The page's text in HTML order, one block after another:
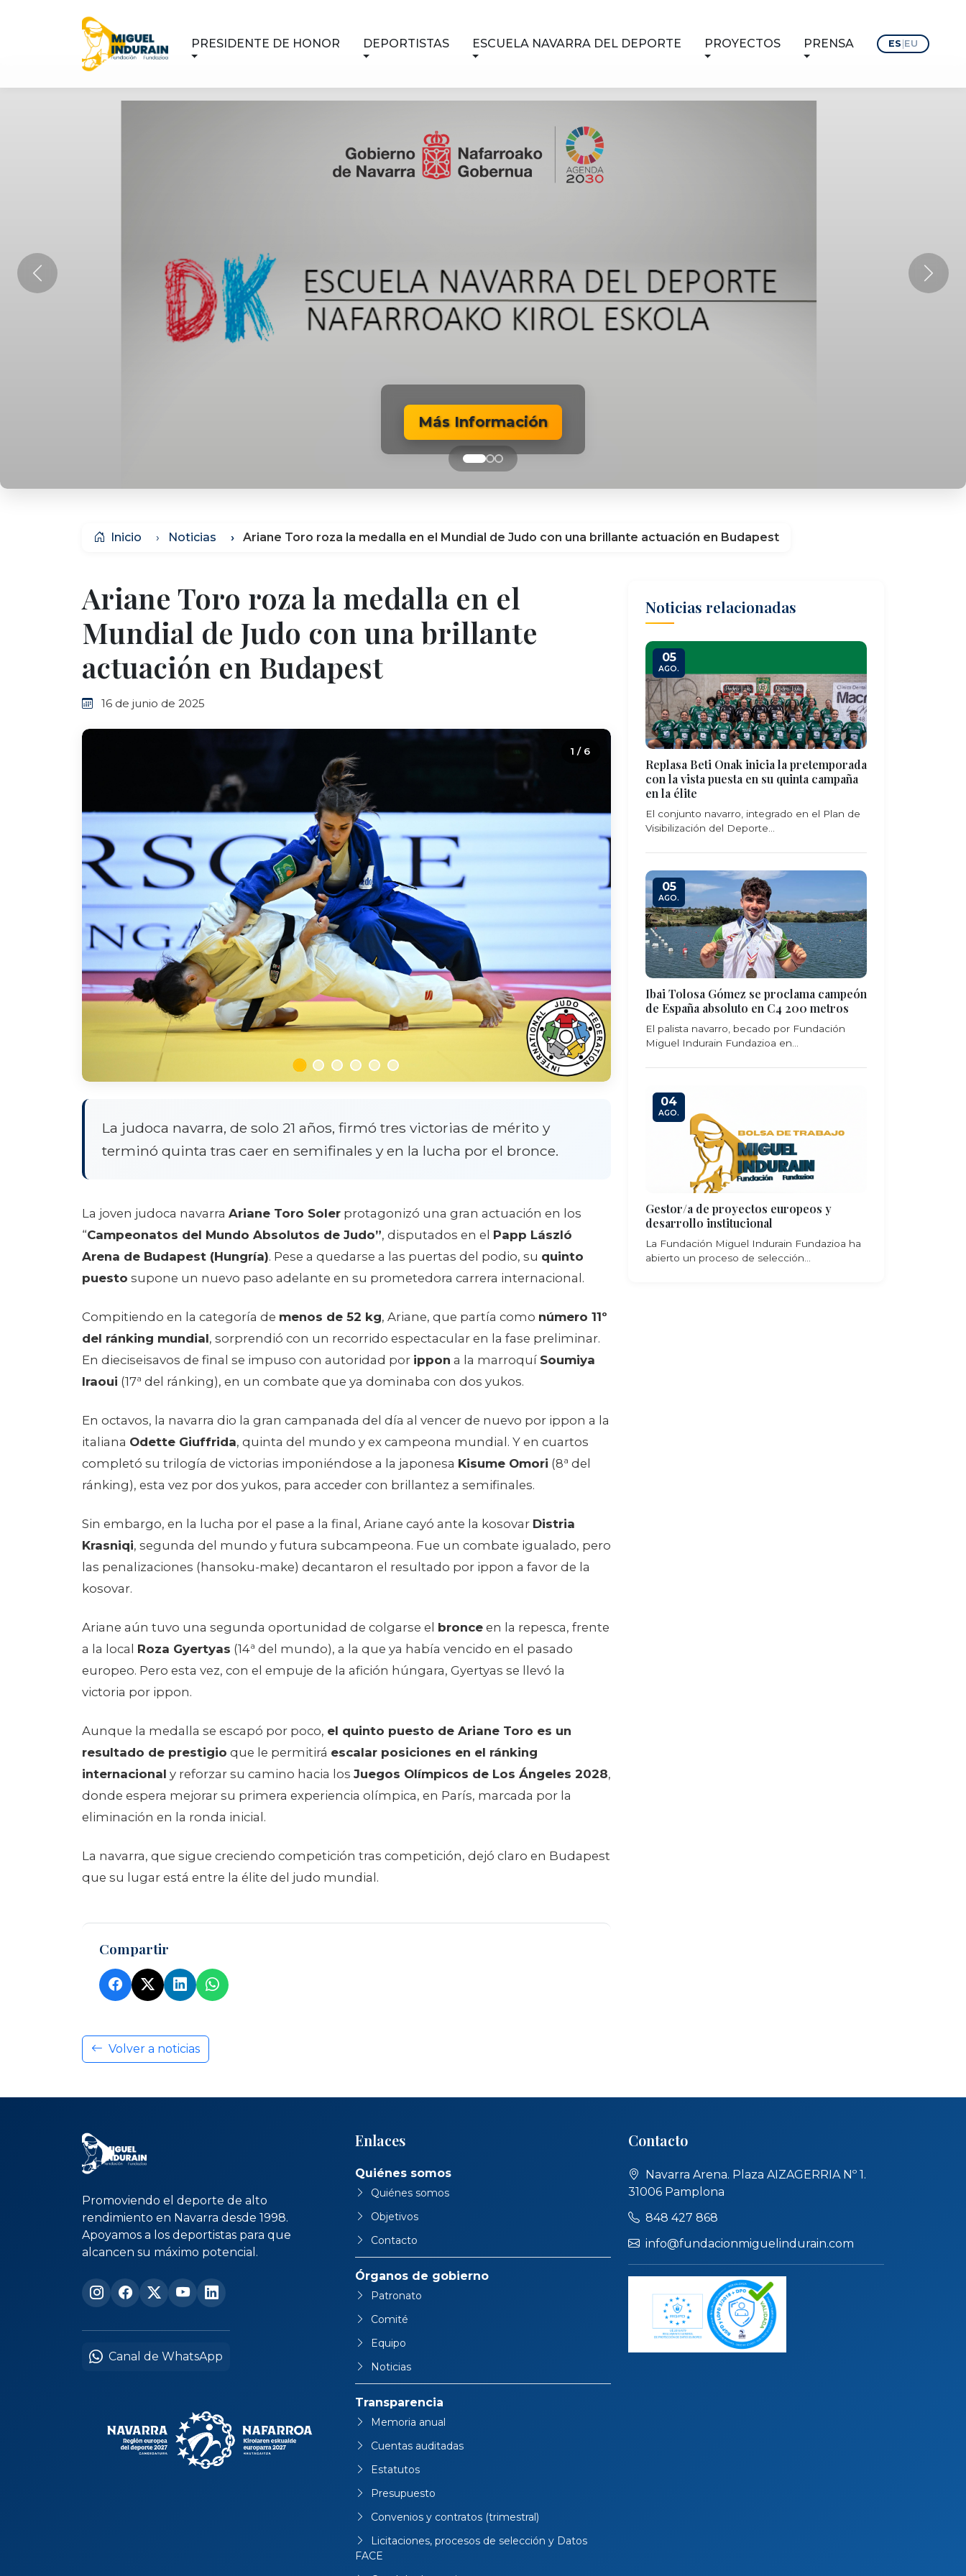
PRESIDENTE DE HONOR DEPORTISTAS ESCUELA NAVARRA DEL DEPORTE PROYECTOS PRENSA ES EU
Más Información
Más Información
Más Información
Inicio Noticias Ariane Toro roza la medalla en el Mundial de Judo con una brillante actuación en Budapest
Ariane Toro roza la medalla en el
Mundial de Judo con una brillante
actuación en Budapest
16 de junio de 2025
2 / 6
La judoca navarra, de solo 21 años, firmó tres victorias de mérito y
terminó quinta tras caer en semifinales y en la lucha por el bronce.
La joven judoca navarra Ariane Toro Soler protagonizó una gran actuación en los
“Campeonatos del Mundo Absolutos de Judo”, disputados en el Papp László
Arena de Budapest (Hungría). Pese a quedarse a las puertas del podio, su quinto
puesto supone un nuevo paso adelante en su prometedora carrera internacional.
Compitiendo en la categoría de menos de 52 kg, Ariane, que partía como número 11º
del ránking mundial, sorprendió con un recorrido espectacular en la fase preliminar.
En dieciseisavos de final se impuso con autoridad por ippon a la marroquí Soumiya
Iraoui (17ª del ránking), en un combate que ya dominaba con dos yukos.
En octavos, la navarra dio la gran campanada del día al vencer de nuevo por ippon a la
italiana Odette Giuffrida, quinta del mundo y ex campeona mundial. Y en cuartos
completó su trilogía de victorias imponiéndose a la japonesa Kisume Omori (8ª del
ránking), esta vez por dos yukos, para acceder con brillantez a semifinales.
Sin embargo, en la lucha por el pase a la final, Ariane cayó ante la kosovar Distria
Krasniqi, segunda del mundo y futura subcampeona. Fue un combate igualado, pero
las penalizaciones (hansoku-make) decantaron el resultado por ippon a favor de la
kosovar.
Ariane aún tuvo una segunda oportunidad de colgarse el bronce en la repesca, frente
a la local Roza Gyertyas (14ª del mundo), a la que ya había vencido en el pasado
europeo. Pero esta vez, con el empuje de la afición húngara, Gyertyas se llevó la
victoria por ippon.
Aunque la medalla se escapó por poco, el quinto puesto de Ariane Toro es un
resultado de prestigio que le permitirá escalar posiciones en el ránking
internacional y reforzar su camino hacia los Juegos Olímpicos de Los Ángeles 2028,
donde espera mejorar su primera experiencia olímpica, en París, marcada por la
eliminación en la ronda inicial.
La navarra, que sigue creciendo competición tras competición, dejó claro en Budapest
que su lugar está entre la élite del judo mundial.
Compartir
Volver a noticias
Noticias relacionadas
05
AGO.
Replasa Beti Onak inicia la pretemporada
con la vista puesta en su quinta campaña
en la élite
El conjunto navarro, integrado en el Plan de
Visibilización del Deporte...
05
AGO.
Ibai Tolosa Gómez se proclama campeón
de España absoluto en C4 200 metros
El palista navarro, becado por Fundación
Miguel Indurain Fundazioa en...
04
AGO.
Gestor/a de proyectos europeos y
desarrollo institucional
La Fundación Miguel Indurain Fundazioa ha
abierto un proceso de selección...
Promoviendo el deporte de alto
rendimiento en Navarra desde 1998.
Apoyamos a los deportistas para que
alcancen su máximo potencial.
Canal de WhatsApp
Enlaces
Quiénes somos
Quiénes somos
Objetivos
Contacto
Órganos de gobierno
Patronato
Comité
Equipo
Noticias
Transparencia
Memoria anual
Cuentas auditadas
Estatutos
Presupuesto
Convenios y contratos (trimestral)
Licitaciones, procesos de selección y Datos
FACE
Contacto
Navarra Arena. Plaza AIZAGERRIA Nº 1.
31006 Pamplona
848 427 868
info@fundacionmiguelindurain.com